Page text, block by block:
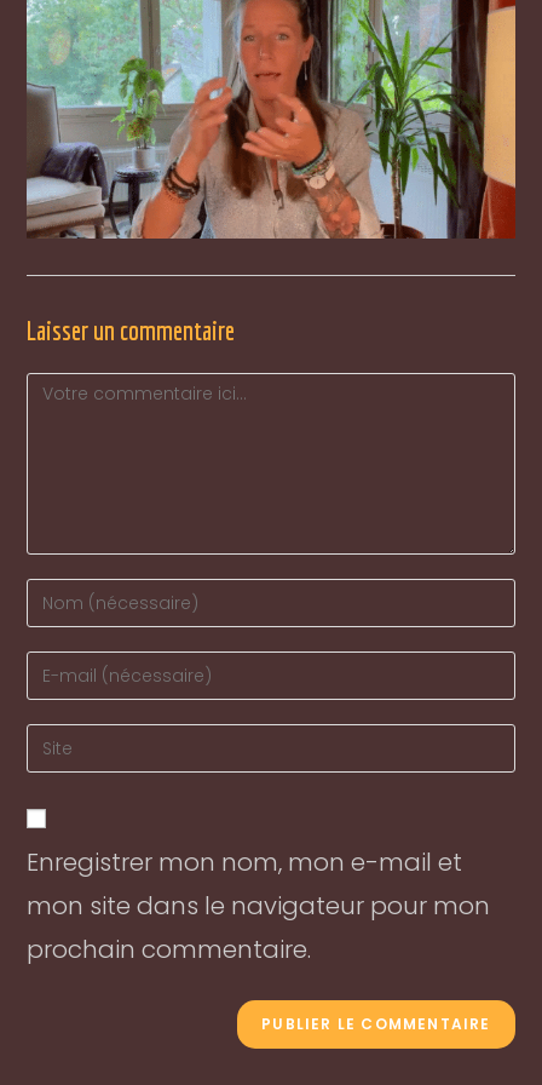
Laisser un commentaire
Comment
Enter
your
name
to
comment
Enter
your
email
address
comment
Enter
your
URL
(optional)
Enregistrer mon nom, mon e-mail et
mon site dans le navigateur pour mon
prochain commentaire.